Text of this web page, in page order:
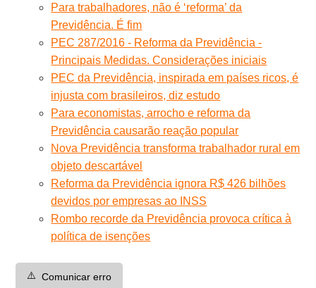
Para trabalhadores, não é ‘reforma’ da
Previdência. É fim
PEC 287/2016 - Reforma da Previdência -
Principais Medidas. Considerações iniciais
PEC da Previdência, inspirada em países ricos, é
injusta com brasileiros, diz estudo
Para economistas, arrocho e reforma da
Previdência causarão reação popular
Nova Previdência transforma trabalhador rural em
objeto descartável
Reforma da Previdência ignora R$ 426 bilhões
devidos por empresas ao INSS
Rombo recorde da Previdência provoca crítica à
política de isenções
⚠️ Comunicar erro